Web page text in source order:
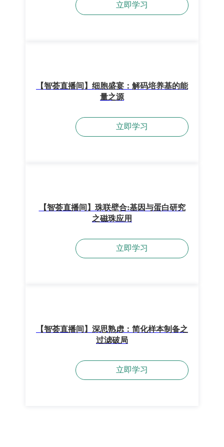
立即学习
【智荟直播间】细胞盛宴：解码培养基的能
量之源
立即学习
【智荟直播间】珠联壁合:基因与蛋白研究
之磁珠应用
立即学习
【智荟直播间】深思熟虑：简化样本制备之
过滤破局
立即学习